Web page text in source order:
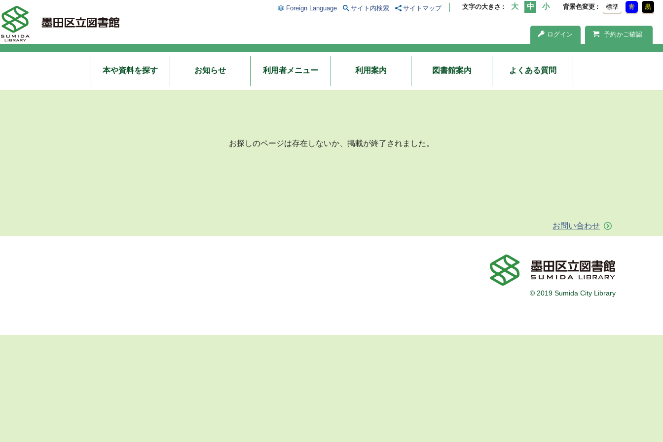
文字の大きさ 背景色変更 標準 青 黒
ログイン 予約かご確認
Foreign Language サイト内検索 サイトマップ
本や資料を探す お知らせ 利用者メニュー 利用案内 図書館案内 よくある質問
お探しのページは存在しないか、掲載が終了されました。
お問い合わせ
© 2019 Sumida City Library